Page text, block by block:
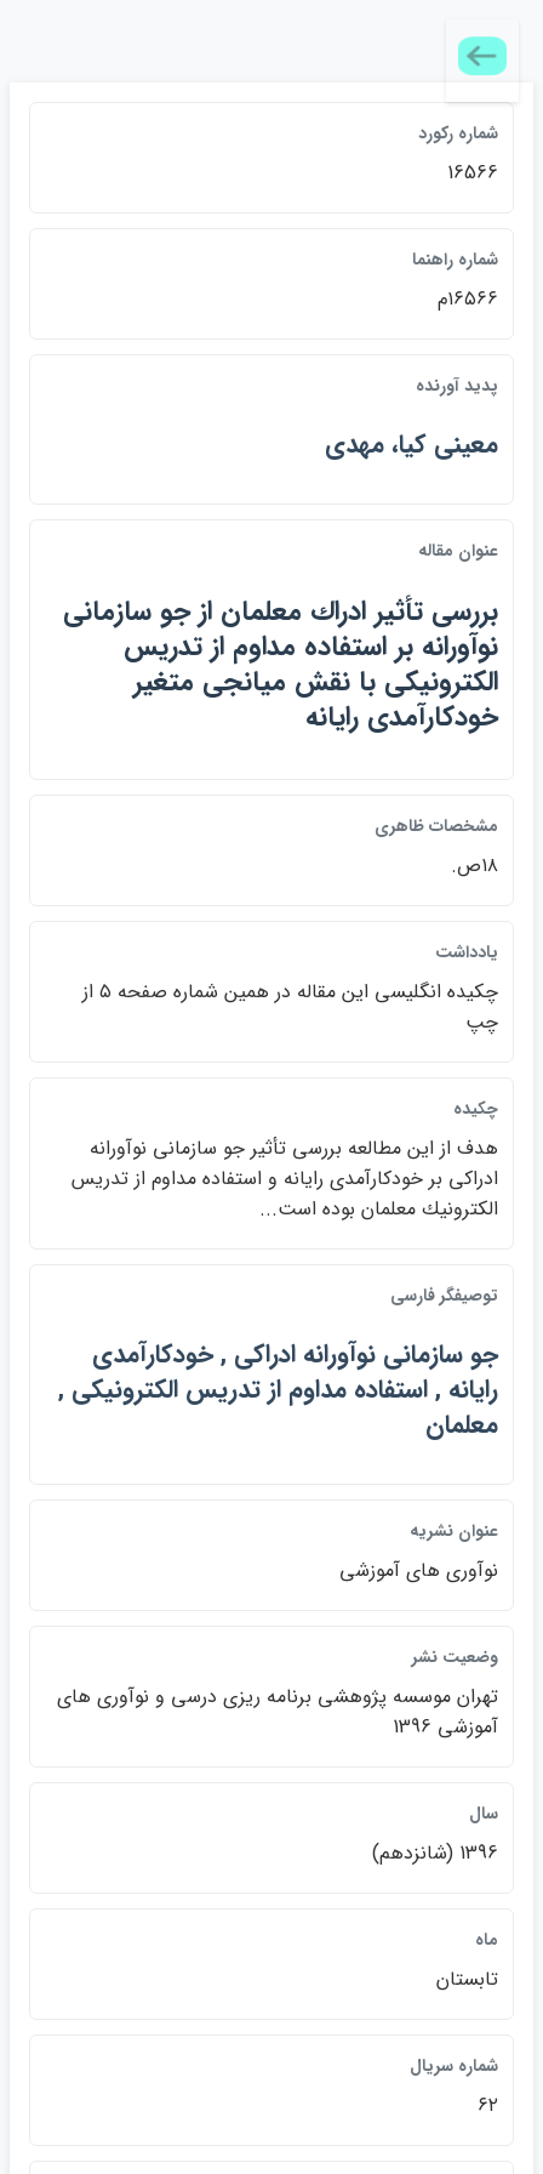
شماره رکورد
16566
شماره راهنما
۱۶۵۶۶م
پديد آورنده
معيني كيا، مهدي
عنوان مقاله
بررسي تأثير ادراك معلمان از جو سازماني
نوآورانه بر استفاده مداوم از تدريس
الكترونيكي با نقش ميانجي متغير
خودكارآمدي رايانه
مشخصات ظاهري
۱۸ص.
يادداشت
چكيده انگليسي اين مقاله در همين شماره صفحه ۵ از
چپ
چکيده
هدف از اين مطالعه بررسي تأثير جو سازماني نوآورانه
ادراكي بر خودكارآمدي رايانه و استفاده مداوم از تدريس
الكترونيك معلمان بوده است...
توصيفگر فارسي
جو سازماني نوآورانه ادراكي , خودكارآمدي
رايانه , استفاده مداوم از تدريس الكترونيكي ,
معلمان
عنوان نشريه
نوآوري هاي آموزشي
وضعيت نشر
تهران موسسه پژوهشي برنامه ريزي درسي و نوآوري هاي
آموزشي 1396
سال
1396 (شانزدهم)
ماه
تابستان
شماره سريال
۶۲